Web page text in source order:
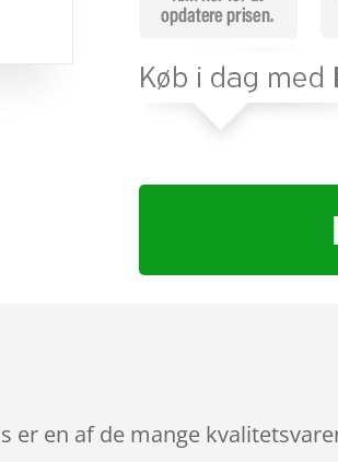
er en af de mange